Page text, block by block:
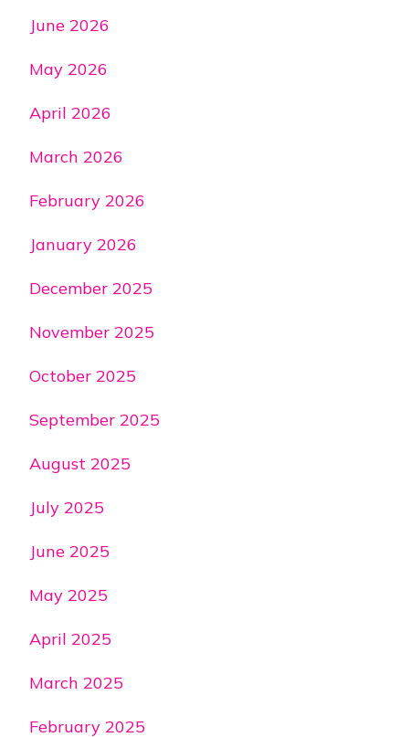
June 2026
May 2026
April 2026
March 2026
February 2026
January 2026
December 2025
November 2025
October 2025
September 2025
August 2025
July 2025
June 2025
May 2025
April 2025
March 2025
February 2025